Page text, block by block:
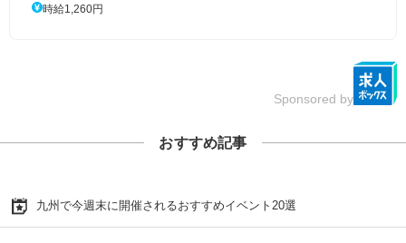
時給1,260円
Sponsored by
おすすめ記事
九州で今週末に開催されるおすすめイベント20選